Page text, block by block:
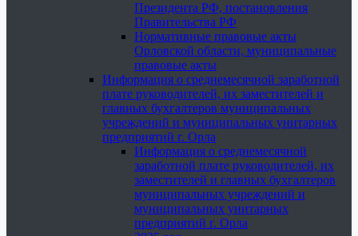
Президента РФ, постановления
Правительства РФ
Нормативные правовые акты
Орловской области, муниципальные
правовые акты
Информация о среднемесячной заработной
плате руководителей, их заместителей и
главных бухгалтеров муниципальных
учреждений и муниципальных унитарных
предприятий г. Орла
Информация о среднемесячной
заработной плате руководителей, их
заместителей и главных бухгалтеров
муниципальных учреждений и
муниципальных унитарных
предприятий г. Орла